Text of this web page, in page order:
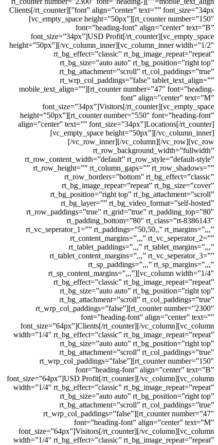
font” align=”center” text=”” font_size=”34px”]Clients[/rt_counter]
[vc_empty_space height=”50px”][rt_counter
font=”heading-font”
font_size=”34px”]USD Profit[/
height=”50px”][/vc_column_inner][vc_column_inner
rt_bg_effect=”classic”
rt_bg_size=”auto auto”
rt_bg_attachment=”scroll”
rt_wrp_col_paddings=”false”
mobile_text_align=””][rt_counter number=”47″
font”
font_size=”34px”]Visitors[/
height=”50px”][rt_counter number=”550″
align=”center” text=”” font_size=”34px”]Locations[/
[vc_empty_space height=”50px”][/
[/vc_row_inner][/vc_column][/
rt_row_content_width=”default”
rt_row_height=”” rt_column_gaps=””
rt_row_borders=”bottom”
rt_bg_image_repeat=”repeat”
rt_bg_position=”right top”
rt_bg_layer=””
rt_row_paddings=”true” rt_grid=”true”
rt_padding_bottom=”80″
rt_vc_seperator_1=”” rt_paddings=”50,50,,”
rt_content_margins=”,,,”
rt_tablet_paddings=”,,,”
rt_tablet_content_margins=”,,,”
rt_sp_paddings=”,,,”
rt_sp_content_margins=”,,,”][vc_column
rt_bg_effect=”classic”
rt_bg_size=”auto auto”
rt_bg_attachment=”scroll”
rt_wrp_col_paddings=”false”][rt_counter
font=”heading-font”
font_size=”64px”]Clients[/rt_counter][/
width=”1/4″ rt_bg_effect=”classic”
rt_bg_size=”auto auto”
rt_bg_attachment=”scroll”
rt_wrp_col_paddings=”false”][rt_counter
font=”heading-font”
font_size=”64px”]USD Profit[/rt_counter][/
width=”1/4″ rt_bg_effect=”classic”
rt_bg_size=”auto auto”
rt_bg_attachment=”scroll”
rt_wrp_col_paddings=”false”][rt_counter
font=”heading-font”
font_size=”64px”]Visitors[/rt_counter][/
width=”1/4″ rt_bg_effect=”classic”